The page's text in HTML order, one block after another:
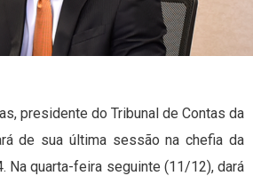
presidente do Tribunal de Contas da
de sua última sessão na chefia da
Na quarta-feira seguinte (11/12), dará